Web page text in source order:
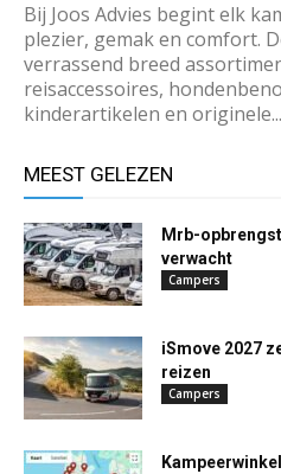
Bij Joos Advies begint elk
plezier, gemak en comfort.
verrassend breed
reisaccessoires,
kinderartikelen en originele...
MEEST GELEZEN
Mrb-
verwacht
Campers
iSmove 2027
reizen
Campers